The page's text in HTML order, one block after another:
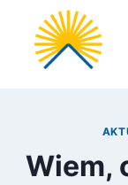
Przejdź
treści
Wiem,